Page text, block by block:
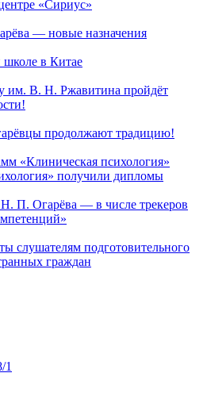
«Сириус»
— новые назначения
школе в Китае
им. В. Н. Ржавитина пройдёт
продолжают традицию!
«Клиническая психология»
получили дипломы
П. Огарёва — в числе трекеров
слушателям подготовительного
граждан
1